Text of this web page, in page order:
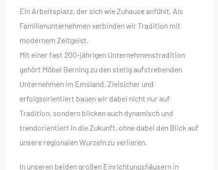
Ein Arbeitsplatz, der sich wie Zuhause anfühlt. Als
Familienunternehmen verbinden wir Tradition mit
modernem Zeitgeist.
Mit einer fast 200-jährigen Unternehmenstradition
gehört Möbel Berning zu den stetig aufstrebenden
Unternehmen im Emsland. Zielsicher und
erfolgsorientiert bauen wir dabei nicht nur auf
Tradition, sondern blicken auch dynamisch und
trendorientiert in die Zukunft, ohne dabei den Blick auf
unsere regionalen Wurzeln zu verlieren.
In unseren beiden großen Einrichtungshäusern in